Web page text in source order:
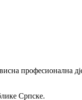
професионална
Српске.